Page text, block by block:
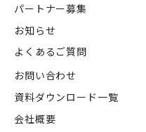
パートナー募集
お知らせ
よくあるご質問
お問い合わせ
資料ダウンロード一覧
会社概要